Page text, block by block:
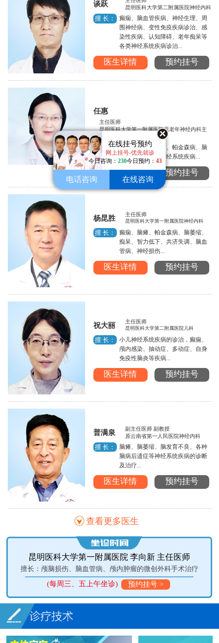
在线挂号预约
网上挂号-优先就诊
今日咨询： 230今日预约： 43
电话咨询 在线咨询
谈跃
昆明医科大学第二附属医院神经内科
擅 长：
癫痫、脑血管疾病、神经生理、周
围神经病、变性免疫疾病诊治、感
染性疾病、认知障碍、老年痴呆等
各类神经系统疾病诊治...
医生详情 预约挂号
任惠
主任医师
昆明医科大学第一附属医院原老年神经内科主
任
擅 长： 癫痫的诊断与治疗、帕金森病、脑
血管病以及各类神经系统疾病...
医生详情 预约挂号
杨昆胜 主任医师
昆明医科大学第一附属医院神经内科
擅 长：
癫痫、脑瘫、帕金森病、脑萎缩、
痴呆、智力低下、共济失调、脑血
管病、神经损伤...
医生详情 预约挂号
祝大丽 主任医师
昆明医科大学第二附属医院儿科
擅 长：
小儿神经系统疾病的诊治，癫痫、
颅内感染、抽动症、多动症、自身
免疫性脑炎等疾病...
医生详情 预约挂号
普满泉
副主任医师 副教授
原云南省第一人民医院神经内科
擅 长：
脑瘫、脑萎缩、脑发育不良、各种
脑病后遗症等神经系统疾病的诊断
及治疗...
医生详情 预约挂号
查看更多医生
昆明医科大学第一附属医院 李向新 主任医师
擅长：颅脑损伤、脑血管病、颅内肿瘤的微创外科手术治疗
(每周三、五上午坐诊) 预约挂号 >